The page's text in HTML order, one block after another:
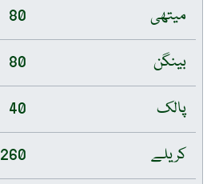
میتھی
80
بینگن
80
پالک
40
کریلے
260